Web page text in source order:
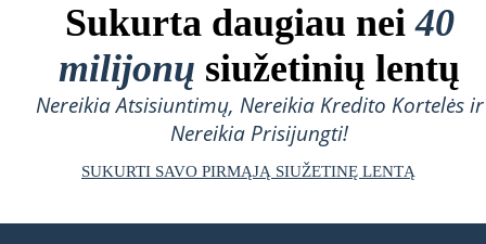
Sukurta daugiau nei40
milijonų siužetinių lentų
Nereikia Atsisiuntimų, Nereikia Kredito Kortelės ir
Nereikia Prisijungti!
SUKURTI SAVO PIRMĄJĄ SIUŽETINĘ LENTĄ